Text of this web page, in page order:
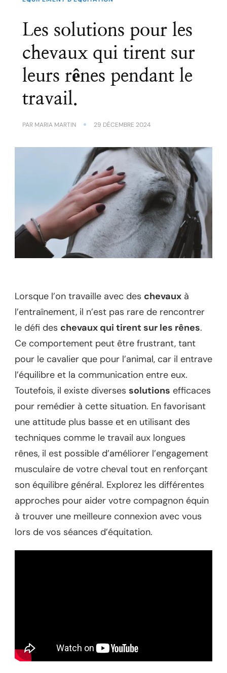
Les solutions pour les
chevaux qui tirent sur
leurs rênes pendant le
travail.
PAR MARIA MARTIN 29 DÉCEMBRE 2024
Lorsque l’on travaille avec des chevaux à
l’entraînement, il n’est pas rare de rencontrer
le défi des chevaux qui tirent sur les rênes.
Ce comportement peut être frustrant, tant
pour le cavalier que pour l’animal, car il entrave
l’équilibre et la communication entre eux.
Toutefois, il existe diverses solutions efficaces
pour remédier à cette situation. En favorisant
une attitude plus basse et en utilisant des
techniques comme le travail aux longues
rênes, il est possible d’améliorer l’engagement
musculaire de votre cheval tout en renforçant
son équilibre général. Explorez les différentes
approches pour aider votre compagnon équin
à trouver une meilleure connexion avec vous
lors de vos séances d’équitation.